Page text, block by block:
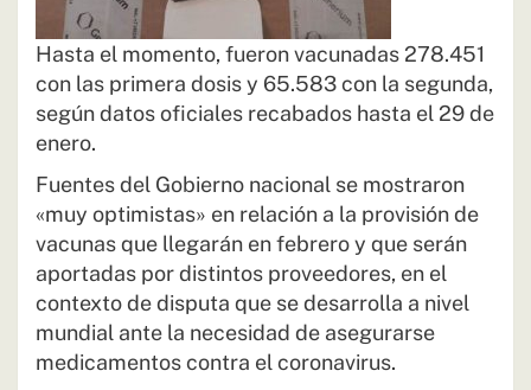
Hasta el momento, fueron vacunadas 278.451
con las primera dosis y 65.583 con la segunda,
según datos oficiales recabados hasta el 29 de
enero.
Fuentes del Gobierno nacional se mostraron
«muy optimistas» en relación a la provisión de
vacunas que llegarán en febrero y que serán
aportadas por distintos proveedores, en el
contexto de disputa que se desarrolla a nivel
mundial ante la necesidad de asegurarse
medicamentos contra el coronavirus.